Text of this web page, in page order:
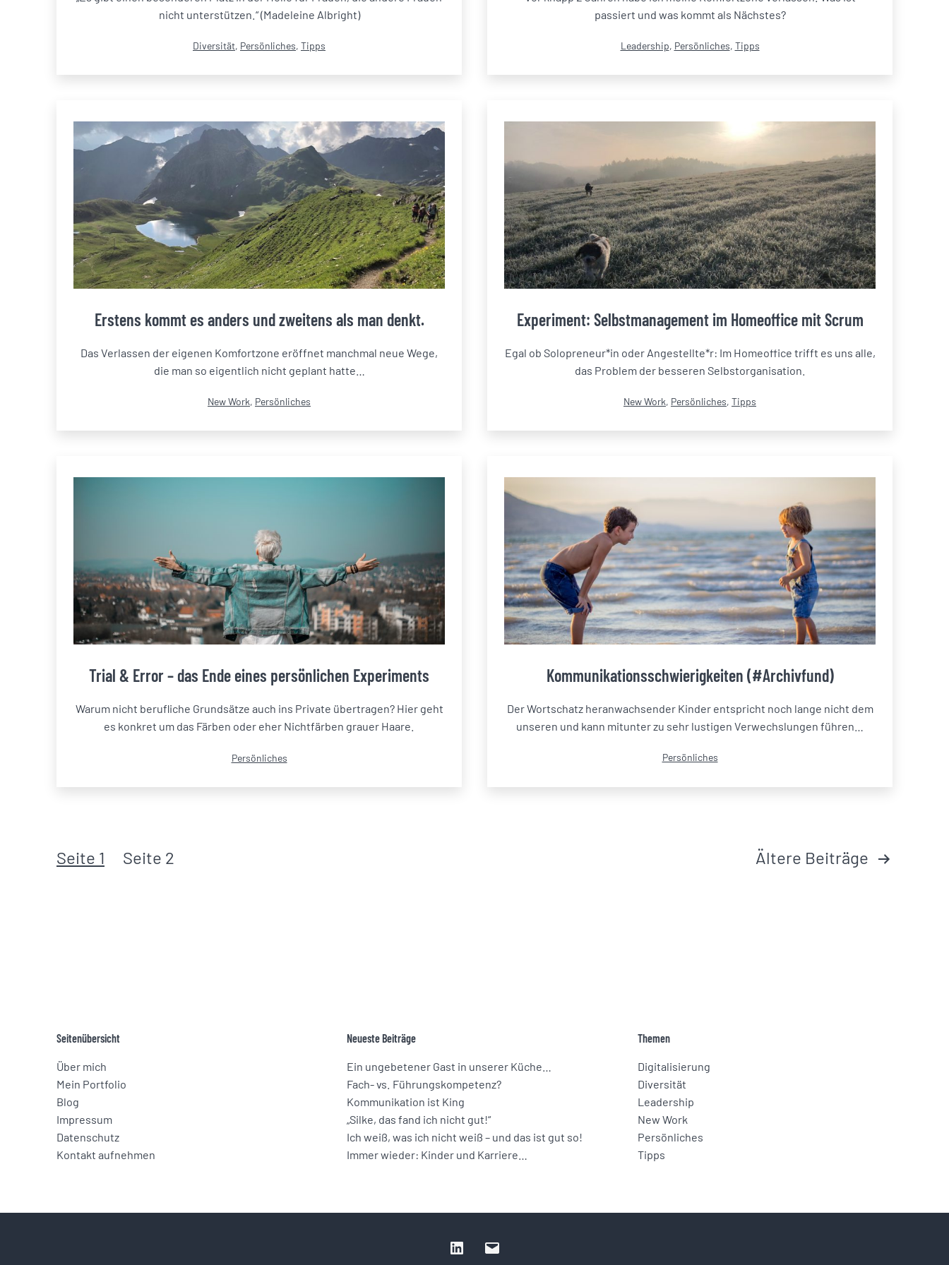
nicht unterstützen.“ (Madeleine Albright)
Kategorisiert
Diversität, Persönliches, Tipps
passiert und was kommt als Nächstes?
Kategorisiert
Leadership, Persönliches, Tipps
Erstens kommt es anders und zweitens als man denkt.
Das Verlassen der eigenen Komfortzone eröffnet manchmal neue Wege,
die man so eigentlich nicht geplant hatte…
Kategorisiert
New Work, Persönliches
Experiment: Selbstmanagement im Homeoffice mit Scrum
Egal ob Solopreneur*in oder Angestellte*r: Im Homeoffice trifft es uns alle,
das Problem der besseren Selbstorganisation.
Kategorisiert
New Work, Persönliches, Tipps
Trial & Error – das Ende eines persönlichen Experiments
Warum nicht berufliche Grundsätze auch ins Private übertragen? Hier geht
es konkret um das Färben oder eher Nichtfärben grauer Haare.
Kategorisiert
Persönliches
Kommunikationsschwierigkeiten (#Archivfund)
Der Wortschatz heranwachsender Kinder entspricht noch lange nicht dem
unseren und kann mitunter zu sehr lustigen Verwechslungen führen…
Kategorisiert
Persönliches
Seitennummerierung
Seite 1 Seite 2 Ältere Beiträge
Seitenübersicht
Über mich
Mein Portfolio
Blog
Impressum
Datenschutz­
Kontakt aufnehmen
Neueste Beiträge
Ein ungebetener Gast in unserer Küche…
Fach- vs. Führungskompetenz?
Kommunikation ist King
„Silke, das fand ich nicht gut!“
Ich weiß, was ich nicht weiß – und das ist gut so!
Immer wieder: Kinder und Karriere…
Themen
Digitalisierung
Diversität
Leadership
New Work
Persönliches
Tipps
LinkedIn